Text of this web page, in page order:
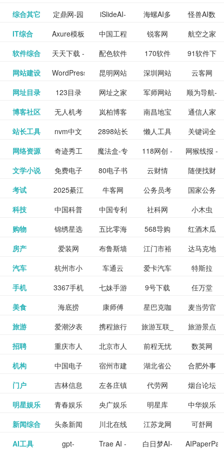
全 频
包括上映
影片的影
讯查询及
购票服
务。你可
和看过的
电影电视
剧，顺便
打分、写
味，豆瓣
电影会推
荐好电影
给你。
_www.sanmao.com.cn_
素材免费
图库
nas论
坛|nas1.cn|nas1|nas
流社区
文写作-AI
毕业设计-
PPT模板
生成
作 - 国内
领先的AI
图片、文
案创作平
讯飞星火-
懂我的AI
助手
更多>>
综合其它 定鼎网-园
林景观建
筑室内设
iSlideAI-
一键生成
PPT模板
海螺AI多
模态大语
言模型
怪兽AI数
字人
九章开物 更多>>
IT综合 Axure模板
网
中国工程
科技知识
中心
锐客网
航空之家
牛品汇
更多>>
软件综合 天天下载 -
绿色精品
软件应用
配色软件
园
170软件
下载站
91软件下
载
yx12345
下载站
更多>>
网站建设 WordPress
主题模板
下载_爱主
昆明网站
建设
深圳网站
建设
云客网
SEO众包
服务平台
深圳网站
建设
更多>>
网址目录 123目录
网
网址之家 军师网站
目录网址
大全
顺为导航-
办公运营
工具导航
易推分类
目录网
更多>>
博客社区 无人机考
证资讯网
岚柏博客 南昌地宝
网_南昌论
坛
通信人家
园
精易论坛 更多>>
站长工具 nvm中文
网
2898站长
资源平台
懒人工具 关键词全
网指数查
询
SEO工具
- 站长之家
更多>>
网络资源 奇迹秀工
具箱-设计
师必备设
辅助神器
魔法盒-专
业的游戏
动画特效
118网创 -
创业项目
资源分享
网猴线报 -
一个简单
且纯粹的
网站
线报酷 -
专注线报
活动
更多>>
文学小说 免费电子
书下载
网,txt小说
完结txt小
说-书本网
80电子书
_八零电子
书_80txt_
云财情 随便找财
经网
钱如故 更多>>
考试 2025綦江
区中考志
愿填报系
牛客网 公务员考
试-中公教
育网
国家公务
员局
公务员考
试信息网
更多>>
科技 中国科普
博览
中国专利
信息网
社科网
小木虫
中国科学
院
更多>>
购物 锦绣星选
海淘
五比零海
淘网
568导购
网
红酒木瓜
靓汤官网
淘宝 更多>>
房产 爱装网 布鲁斯墙
纸
江门市裕
华墙纸
达马克地
产
格莱美墙
纸
更多>>
汽车 杭州市小
客车总量
调控管理
车通云 爱卡汽车
导购
特斯拉
百度有驾
网
更多>>
手机 3367手机
游戏
七妹手游 9号下载
任万堂
游戏邦
更多>>
美食 海底捞 康师傅 星巴克咖
啡
麦当劳官
网
心食谱网 更多>>
旅游 爱潮汐表 携程旅行
网
旅游互联_
景点门票
预订
旅游景点
点评-猫途
鹰
北京旅游
网
更多>>
招聘 重庆市人
力资源和
社会保障
北京市人
力资源和
社会保障
前程无忧
招聘网
数英网
聘才网
更多>>
机构 中国电子
检验检疫
业务网
宿州市建
委网
湖北省公
管局
合肥外事
办
湖北省粮
食局
更多>>
门户 吉林信息
网
左各庄镇
论坛
代劳网
烟台论坛
腾讯充值
中心
更多>>
明星娱乐 青春娱乐
网
央广娱乐
网,
明星库 中华娱乐
网
网易娱乐 更多>>
新闻综合 头条新闻 川北在线 江苏龙网
可舒网
巾帼网
更多>>
AI工具 gpt- Trae AI - 白日梦AI-